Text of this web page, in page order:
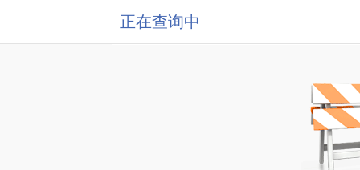
正在查询中